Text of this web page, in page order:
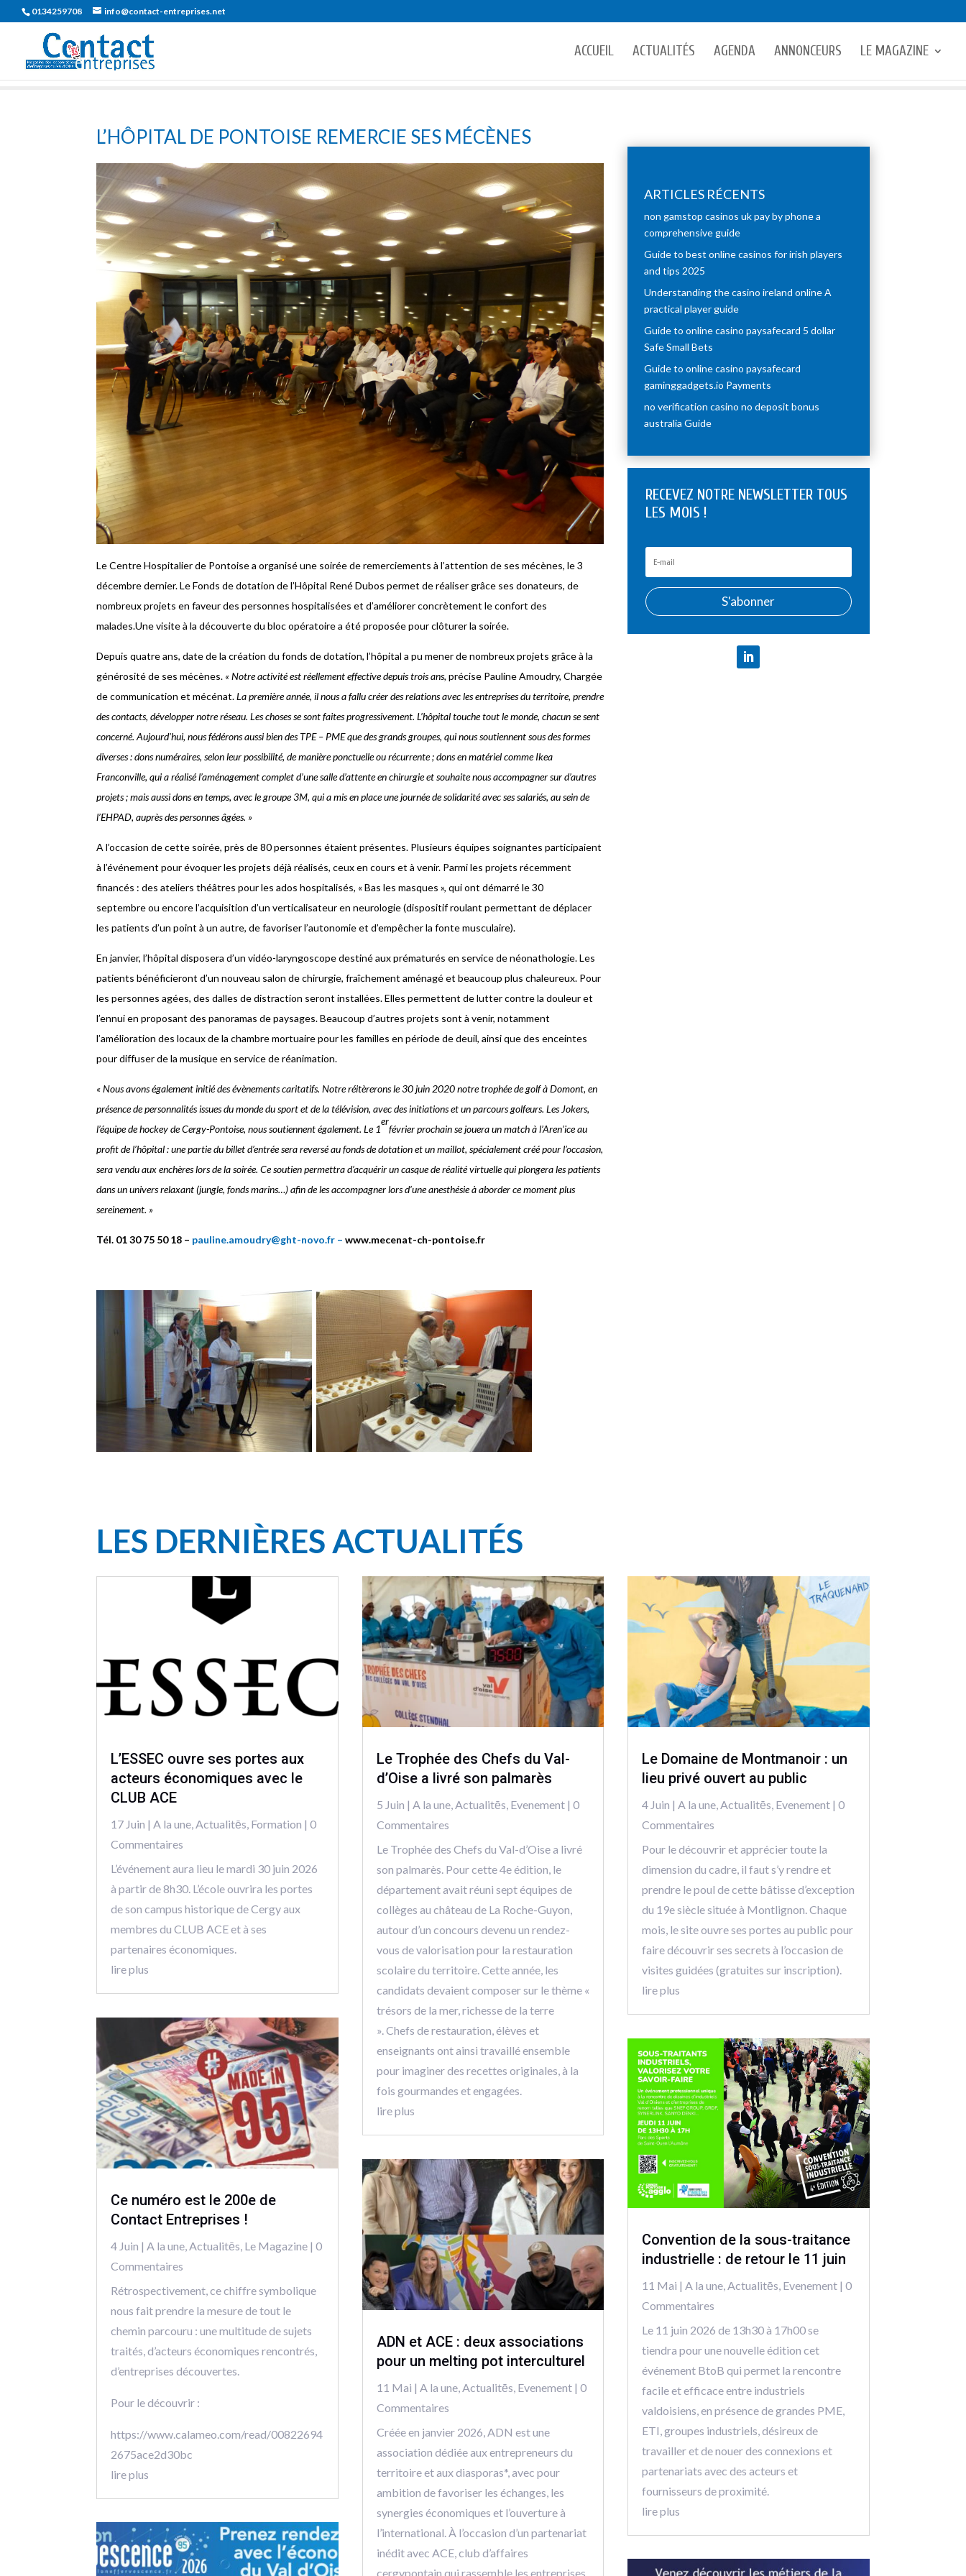
0134259708 info@contact-entreprises.net
ACCUEIL ACTUALITÉS AGENDA ANNONCEURS LE MAGAZINE
L’HÔPITAL DE PONTOISE REMERCIE SES MÉCÈNES
Le Centre Hospitalier de Pontoise a organisé une soirée de remerciements à l’attention de ses mécènes, le 3
décembre dernier. Le Fonds de dotation de l’Hôpital René Dubos permet de réaliser grâce ses donateurs, de
nombreux projets en faveur des personnes hospitalisées et d’améliorer concrètement le confort des
malades.Une visite à la découverte du bloc opératoire a été proposée pour clôturer la soirée.
Depuis quatre ans, date de la création du fonds de dotation, l’hôpital a pu mener de nombreux projets grâce à la
générosité de ses mécènes. « Notre activité est réellement effective depuis trois ans, précise Pauline Amoudry, Chargée
de communication et mécénat.La première année, il nous a fallu créer des relations avec les entreprises du territoire, prendre
des contacts, développer notre réseau. Les choses se sont faites progressivement. L’hôpital touche tout le monde, chacun se sent
concerné. Aujourd’hui, nous fédérons aussi bien des TPE – PME que des grands groupes, qui nous soutiennent sous des formes
diverses : dons numéraires, selon leur possibilité, de manière ponctuelle ou récurrente ; dons en matériel comme Ikea
Franconville, qui a réalisé l’aménagement complet d’une salle d’attente en chirurgie et souhaite nous accompagner sur d’autres
projets ; mais aussi dons en temps, avec le groupe 3M, qui a mis en place une journée de solidarité avec ses salariés, au sein de
l’EHPAD, auprès des personnes âgées. »
A l’occasion de cette soirée, près de 80 personnes étaient présentes. Plusieurs équipes soignantes participaient
à l’événement pour évoquer les projets déjà réalisés, ceux en cours et à venir. Parmi les projets récemment
financés : des ateliers théâtres pour les ados hospitalisés, « Bas les masques », qui ont démarré le 30
septembre ou encore l’acquisition d’un verticalisateur en neurologie (dispositif roulant permettant de déplacer
les patients d’un point à un autre, de favoriser l’autonomie et d’empêcher la fonte musculaire).
En janvier, l’hôpital disposera d’un vidéo-laryngoscope destiné aux prématurés en service de néonathologie. Les
patients bénéficieront d’un nouveau salon de chirurgie, fraîchement aménagé et beaucoup plus chaleureux. Pour
les personnes agées, des dalles de distraction seront installées. Elles permettent de lutter contre la douleur et
l’ennui en proposant des panoramas de paysages. Beaucoup d’autres projets sont à venir, notamment
l’amélioration des locaux de la chambre mortuaire pour les familles en période de deuil, ainsi que des enceintes
pour diffuser de la musique en service de réanimation.
« Nous avons également initié des évènements caritatifs. Notre réitèrerons le 30 juin 2020 notre trophée de golf à Domont, en
présence de personnalités issues du monde du sport et de la télévision, avec des initiations et un parcours golfeurs. Les Jokers,
l’équipe de hockey de Cergy-Pontoise, nous soutiennent également. Le 1
er
février prochain se jouera un match à l’Aren’ice au
profit de l’hôpital : une partie du billet d’entrée sera reversé au fonds de dotation et un maillot, spécialement créé pour l’occasion,
sera vendu aux enchères lors de la soirée. Ce soutien permettra d’acquérir un casque de réalité virtuelle qui plongera les patients
dans un univers relaxant (jungle, fonds marins…) afin de les accompagner lors d’une anesthésie à aborder ce moment plus
sereinement. »
Tél. 01 30 75 50 18 – pauline.amoudry@ght-novo.fr –www.mecenat-ch-pontoise.fr
ARTICLES RÉCENTS
non gamstop casinos uk pay by phone a
comprehensive guide
Guide to best online casinos for irish players
and tips 2025
Understanding the casino ireland online A
practical player guide
Guide to online casino paysafecard 5 dollar
Safe Small Bets
Guide to online casino paysafecard
gaminggadgets.io Payments
no verification casino no deposit bonus
australia Guide
RECEVEZ NOTRE NEWSLETTER TOUS
LES MOIS !
S'abonner
LES DERNIÈRES ACTUALITÉS
L’ESSEC ouvre ses portes aux
acteurs économiques avec le
CLUB ACE
17 Juin |A la une,Actualitēs, Formation | 0
Commentaires
L’événement aura lieu le mardi 30 juin 2026
à partir de 8h30. L’école ouvrira les portes
de son campus historique de Cergy aux
membres du CLUB ACE et à ses
partenaires économiques.
lire plus
Ce numéro est le 200e de
Contact Entreprises !
4 Juin |A la une,Actualitēs, Le Magazine | 0
Commentaires
Rétrospectivement, ce chiffre symbolique
nous fait prendre la mesure de tout le
chemin parcouru : une multitude de sujets
traités, d’acteurs économiques rencontrés,
d’entreprises découvertes.
Pour le découvrir :
https://www.calameo.com/read/00822694
2675ace2d30bc
lire plus
Le Trophée des Chefs du Val-
d’Oise a livré son palmarès
5 Juin | A la une,Actualitēs, Evenement| 0
Commentaires
Le Trophée des Chefs du Val-d’Oise a livré
son palmarès. Pour cette 4e édition, le
département avait réuni sept équipes de
collèges au château de La Roche-Guyon,
autour d’un concours devenu un rendez-
vous de valorisation pour la restauration
scolaire du territoire. Cette année, les
candidats devaient composer sur le thème «
trésors de la mer, richesse de la terre
». Chefs de restauration, élèves et
enseignants ont ainsi travaillé ensemble
pour imaginer des recettes originales, à la
fois gourmandes et engagées.
lire plus
ADN et ACE : deux associations
pour un melting pot interculturel
11 Mai | A la une,Actualitēs, Evenement| 0
Commentaires
Créée en janvier 2026, ADN est une
association dédiée aux entrepreneurs du
territoire et aux diasporas*, avec pour
ambition de favoriser les échanges, les
synergies économiques et l’ouverture à
l’international. À l’occasion d’un partenariat
inédit avec ACE, club d’affaires
cergypontain qui rassemble les entreprises
Le Domaine de Montmanoir : un
lieu privé ouvert au public
4 Juin | A la une,Actualitēs, Evenement| 0
Commentaires
Pour le découvrir et apprécier toute la
dimension du cadre, il faut s’y rendre et
prendre le poul de cette bâtisse d’exception
du 19e siècle située à Montlignon. Chaque
mois, le site ouvre ses portes au public pour
faire découvrir ses secrets à l’occasion de
visites guidées (gratuites sur inscription).
lire plus
Convention de la sous-traitance
industrielle : de retour le 11 juin
11 Mai | A la une, Actualitēs Evenement| 0
Commentaires
Le 11 juin 2026 de 13h30 à 17h00 se
tiendra pour une nouvelle édition cet
événement BtoB qui permet la rencontre
facile et efficace entre industriels
valdoisiens, en présence de grandes PME,
ETI, groupes industriels, désireux de
travailler et de nouer des connexions et
partenariats avec des acteurs et
fournisseurs de proximité.
lire plus